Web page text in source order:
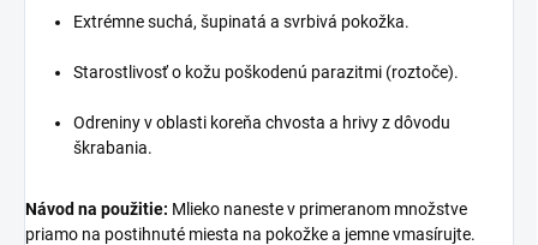
Extrémne suchá, šupinatá a svrbivá pokožka.
Starostlivosť o kožu poškodenú parazitmi (roztoče).
Odreniny v oblasti koreňa chvosta a hrivy z dôvodu
škrabania.
Návod na použitie: Mlieko naneste v primeranom množstve
priamo na postihnuté miesta na pokožke a jemne vmasírujte.